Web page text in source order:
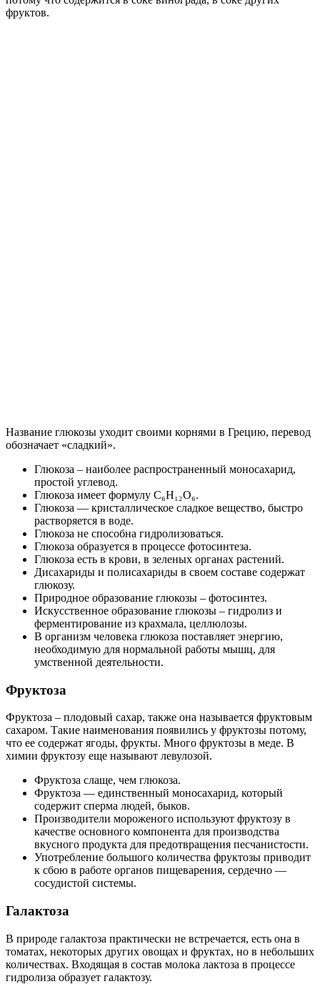
фруктов.
Название глюкозы уходит своими корнями в Грецию, перевод
обозначает «сладкий».
Глюкоза – наиболее распространенный моносахарид,
простой углевод.
Глюкоза имеет формулу С₆H₁₂O₆.
Глюкоза — кристаллическое сладкое вещество, быстро
растворяется в воде.
Глюкоза не способна гидролизоваться.
Глюкоза образуется в процессе фотосинтеза.
Глюкоза есть в крови, в зеленых органах растений.
Дисахариды и полисахариды в своем составе содержат
глюкозу.
Природное образование глюкозы – фотосинтез.
Искусственное образование глюкозы – гидролиз и
ферментирование из крахмала, целлюлозы.
В организм человека глюкоза поставляет энергию,
необходимую для нормальной работы мышц, для
умственной деятельности.
Фруктоза
Фруктоза – плодовый сахар, также она называется фруктовым
сахаром. Такие наименования появились у фруктозы потому,
что ее содержат ягоды, фрукты. Много фруктозы в меде. В
химии фруктозу еще называют левулозой.
Фруктоза слаще, чем глюкоза.
Фруктоза — единственный моносахарид, который
содержит сперма людей, быков.
Производители мороженого используют фруктозу в
качестве основного компонента для производства
вкусного продукта для предотвращения песчанистости.
Употребление большого количества фруктозы приводит
к сбою в работе органов пищеварения, сердечно —
сосудистой системы.
Галактоза
В природе галактоза практически не встречается, есть она в
томатах, некоторых других овощах и фруктах, но в небольших
количествах. Входящая в состав молока лактоза в процессе
гидролиза образует галактозу.